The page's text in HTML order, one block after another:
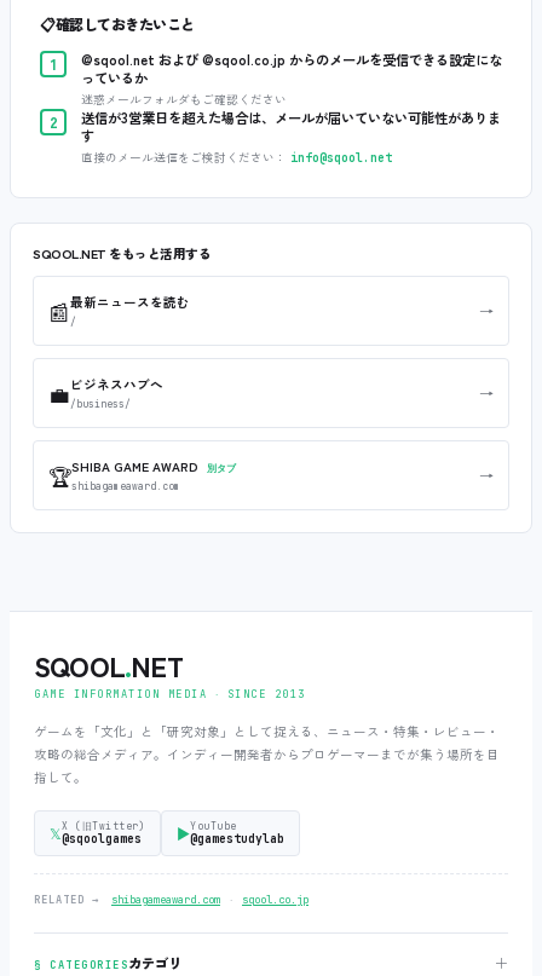
📋確認しておきたいこと
1
@sqool.net および @sqool.co.jp からのメールを受信できる設定にな
っているか
迷惑メールフォルダもご確認ください
2
送信が3営業日を超えた場合は、メールが届いていない可能性がありま
す
直接のメール送信をご検討ください： info@sqool.net
SQOOL.NET をもっと活用する
📰最新ニュースを読む
/ →
💼 ビジネスハブへ
/business/ →
🏆SHIBA GAME AWARD
別タブ
shibagameaward.com
→
SQOOL.NET
GAME INFORMATION MEDIA ‧ SINCE 2013
ゲームを「文化」と「研究対象」として捉える、ニュース・特集・レビュー・
攻略の総合メディア。インディー開発者からプロゲーマーまでが集う場所を目
指して。
𝕏X (旧Twitter)
@sqoolgames ▶YouTube
@gamestudylab
RELATED → shibagameaward.com ‧ sqool.co.jp
§ CATEGORIESカテゴリ ＋